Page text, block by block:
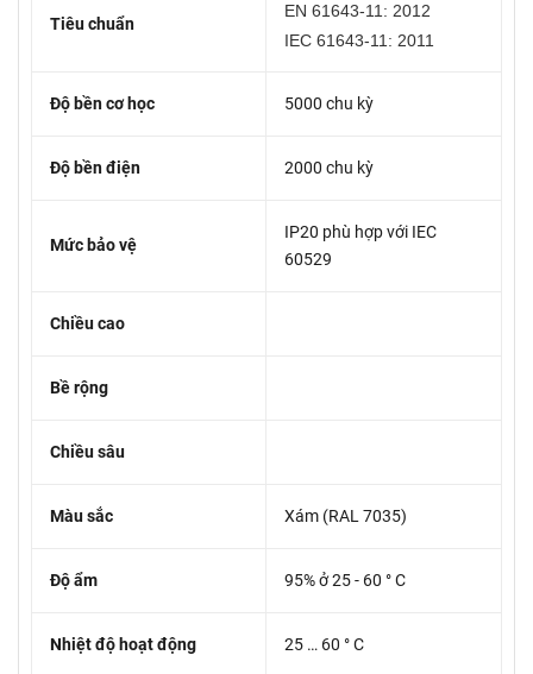
Tiêu chuẩn
EN 61643-11: 2012
IEC 61643-11: 2011
Độ bền cơ học 5000 chu kỳ
Độ bền điện 2000 chu kỳ
Mức bảo vệ
IP20 phù hợp với IEC
60529
Chiều cao
Bề rộng
Chiều sâu
Màu sắc Xám (RAL 7035)
Độ ẩm 95% ở 25 - 60 ° C
Nhiệt độ hoạt động 25 … 60 ° C